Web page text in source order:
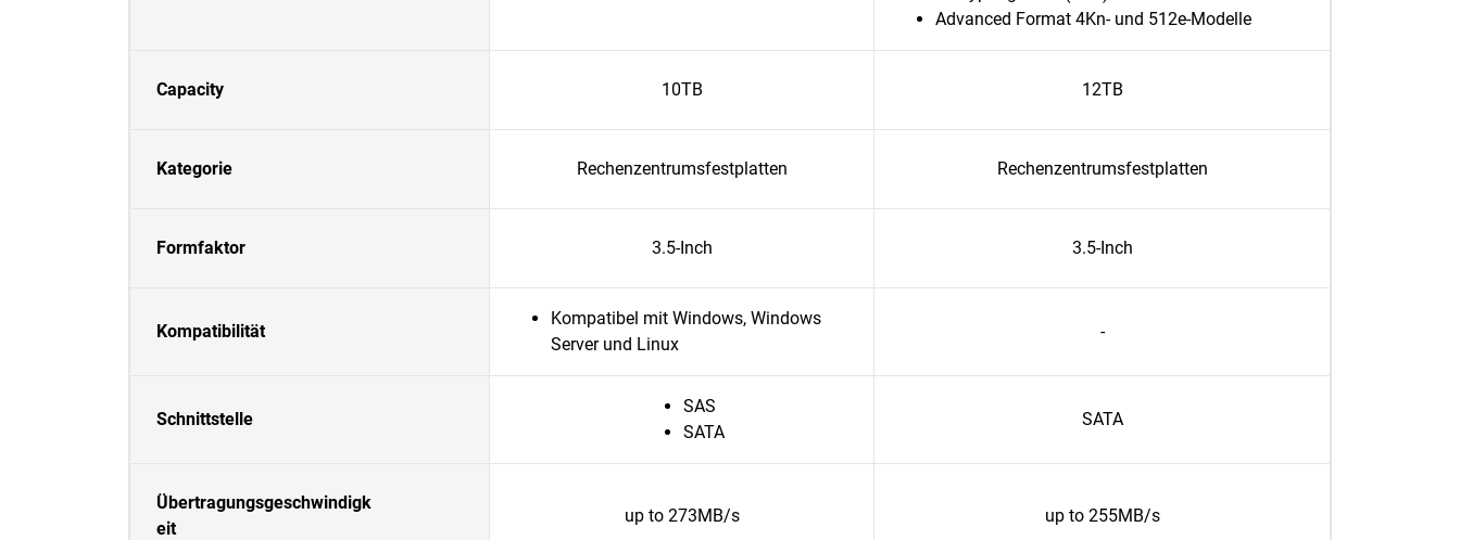
Advanced Format 4Kn- und 512e-Modelle
Capacity 10TB 12TB
Kategorie Rechenzentrumsfestplatten Rechenzentrumsfestplatten
Formfaktor 3.5-Inch 3.5-Inch
Kompatibilität
Kompatibel mit Windows, Windows
Server und Linux
-
Schnittstelle
SAS
SATA
SATA
Übertragungsgeschwindigk
eit
up to 273MB/s up to 255MB/s